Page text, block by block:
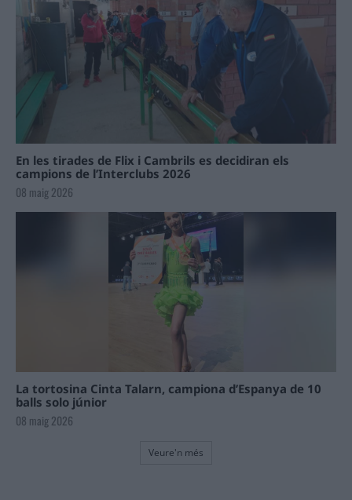
En les tirades de Flix i Cambrils es decidiran els
campions de l’Interclubs 2026
08 maig 2026
La tortosina Cinta Talarn, campiona d’Espanya de 10
balls solo júnior
08 maig 2026
Veure'n més